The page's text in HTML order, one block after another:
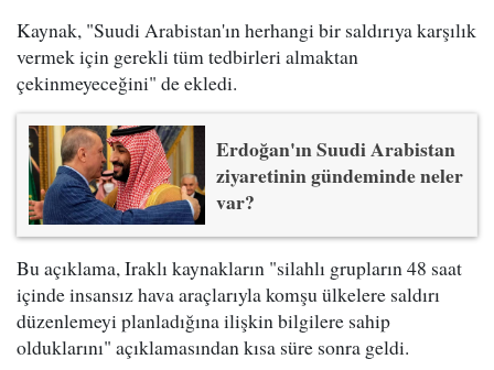
Kaynak, "Suudi Arabistan'ın herhangi bir saldırıya karşılık
vermek için gerekli tüm tedbirleri almaktan
çekinmeyeceğini" de ekledi.
Erdoğan'ın Suudi Arabistan
ziyaretinin gündeminde neler
var?
Bu açıklama, Iraklı kaynakların "silahlı grupların 48 saat
içinde insansız hava araçlarıyla komşu ülkelere saldırı
düzenlemeyi planladığına ilişkin bilgilere sahip
olduklarını" açıklamasından kısa süre sonra geldi.